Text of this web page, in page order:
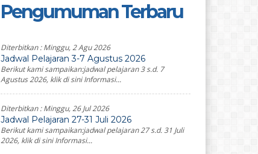
Pengumuman Terbaru
Diterbitkan :Minggu, 2 Agu 2026
Jadwal Pelajaran 3-7 Agustus 2026
Berikut kami sampaikan:jadwal pelajaran 3 s.d. 7
Agustus 2026, klik di sini Informasi...
Diterbitkan :Minggu, 26 Jul 2026
Jadwal Pelajaran 27-31 Juli 2026
Berikut kami sampaikan:jadwal pelajaran 27 s.d. 31 Juli
2026, klik di sini Informasi...